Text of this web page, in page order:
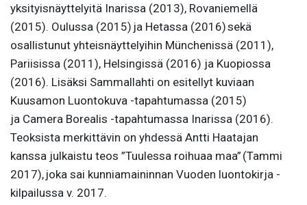
yksityisnäyttelyitä Inarissa (2013), Rovaniemellä
(2015). Oulussa (2015) ja Hetassa (2016) sekä
osallistunut yhteisnäyttelyihin Münchenissä (2011),
Pariisissa (2011), Helsingissä (2016) ja Kuopiossa
(2016). Lisäksi Sammallahti on esitellyt kuviaan
Kuusamon Luontokuva -tapahtumassa (2015)
ja Camera Borealis -tapahtumassa Inarissa (2016).
Teoksista merkittävin on yhdessä Antti Haatajan
kanssa julkaistu teos ”Tuulessa roihuaa maa” (Tammi
2017), joka sai kunniamaininnan Vuoden luontokirja -
kilpailussa v. 2017.